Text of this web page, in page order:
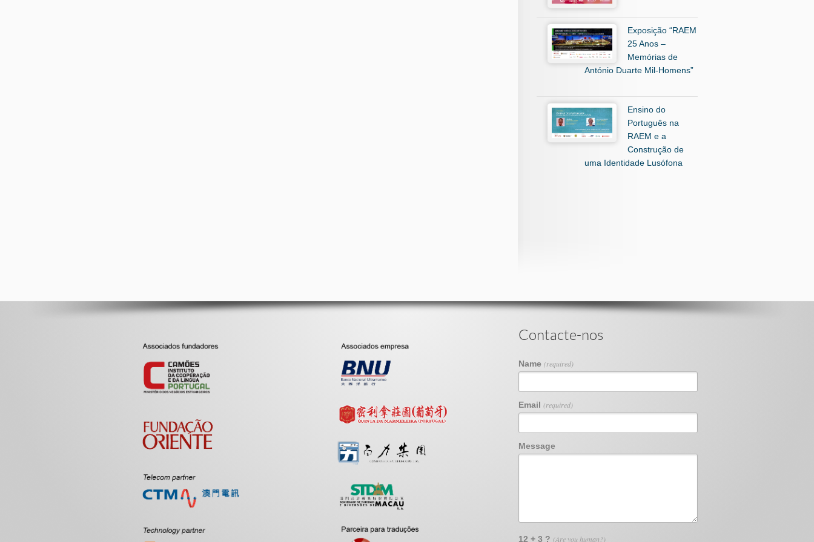
Exposição “RAEM
25 Anos –
Memórias de
António Duarte Mil-Homens”
Ensino do
Português na
RAEM e a
Construção de
uma Identidade Lusófona
Contacte-nos
Name (required)
Email (required)
Message
12 + 3 ? (Are you human?)